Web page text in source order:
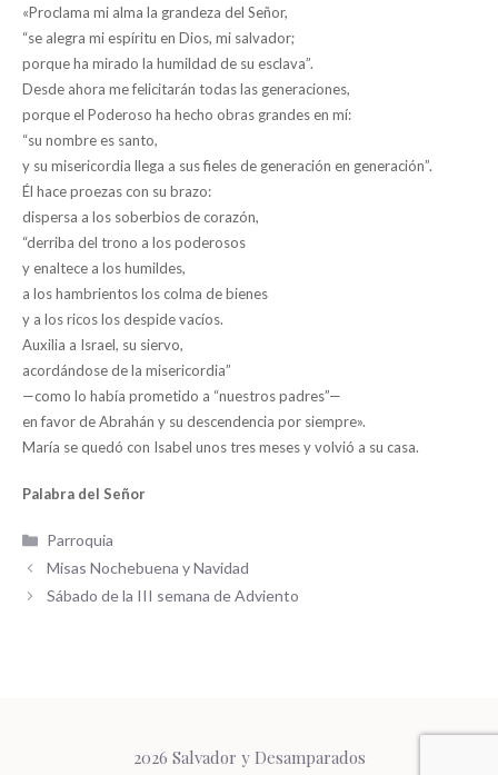
«Proclama mi alma la grandeza del Señor,
“se alegra mi espíritu en Dios, mi salvador;
porque ha mirado la humildad de su esclava”.
Desde ahora me felicitarán todas las generaciones,
porque el Poderoso ha hecho obras grandes en mí:
“su nombre es santo,
y su misericordia llega a sus fieles de generación en generación”.
Él hace proezas con su brazo:
dispersa a los soberbios de corazón,
“derriba del trono a los poderosos
y enaltece a los humildes,
a los hambrientos los colma de bienes
y a los ricos los despide vacíos.
Auxilia a Israel, su siervo,
acordándose de la misericordia”
—como lo había prometido a “nuestros padres”—
en favor de Abrahán y su descendencia por siempre».
María se quedó con Isabel unos tres meses y volvió a su casa.
Palabra del Señor
Categorías
Parroquia
Misas Nochebuena y Navidad
Sábado de la III semana de Adviento
2026 Salvador y Desamparados